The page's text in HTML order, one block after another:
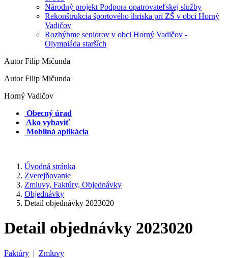
Národný projekt Podpora opatrovateľskej služby
Rekonštrukcia športového ihriska pri ZŠ v obci Horný
Vadičov
Rozhýbme seniorov v obci Horný Vadičov -
Olympiáda starších
Autor Filip Mičunda
Autor Filip Mičunda
Horný Vadičov
Obecný úrad
Ako vybaviť
Mobilná aplikácia
Úvodná stránka
Zverejňovanie
Zmluvy, Faktúry, Objednávky
Objednávky
Detail objednávky 2023020
Detail objednávky 2023020
Faktúry | Zmluvy